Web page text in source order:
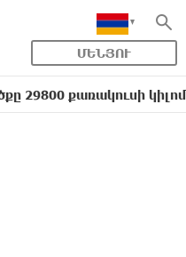
ՄԵՆՅՈՒ
կիլոմետր է.